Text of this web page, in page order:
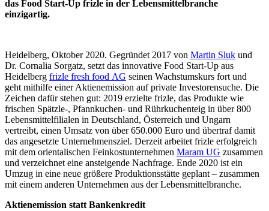
das Food Start-Up frizle in der Lebensmittelbranche
einzigartig.
Heidelberg, Oktober 2020. Gegründet 2017 von Martin Sluk und
Dr. Cornalia Sorgatz, setzt das innovative Food Start-Up aus
Heidelberg frizle fresh food AG seinen Wachstumskurs fort und
geht mithilfe einer Aktienemission auf private Investorensuche. Die
Zeichen dafür stehen gut: 2019 erzielte frizle, das Produkte wie
frischen Spätzle‑, Pfannkuchen- und Rührkuchenteig in über 800
Lebensmittelfilialen in Deutschland, Österreich und Ungarn
vertreibt, einen Umsatz von über 650.000 Euro und übertraf damit
das angesetzte Unternehmensziel. Derzeit arbeitet frizle erfolgreich
mit dem orientalischen Feinkostunternehmen Maram UG zusammen
und verzeichnet eine ansteigende Nachfrage. Ende 2020 ist ein
Umzug in eine neue größere Produktionsstätte geplant – zusammen
mit einem anderen Unternehmen aus der Lebensmittelbranche.
Aktienemission statt Bankenkredit